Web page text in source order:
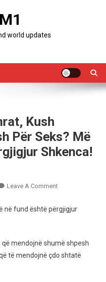
world updates
Kush
Për Seks? Më
Shkenca!
Leave A CommentOn
Apo
Mendon
Më
në fund është përgjigjur
mendojnë shumë shpesh
të mendojnë çdo shtatë